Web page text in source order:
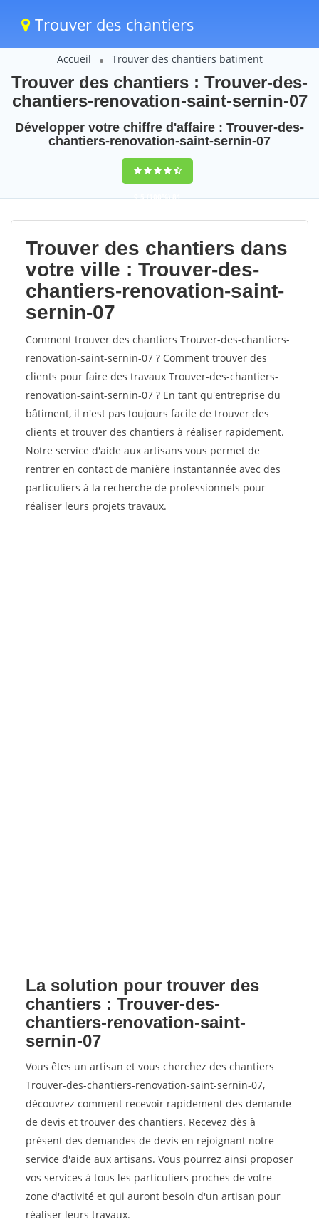
Trouver des chantiers
Accueil Trouver des chantiers batiment
Trouver des chantiers : Trouver-des-
chantiers-renovation-saint-sernin-07
Développer votre chiffre d'affaire : Trouver-des-
chantiers-renovation-saint-sernin-07
9,5(100%)81
votes
Trouver des chantiers dans
votre ville : Trouver-des-
chantiers-renovation-saint-
sernin-07
Comment trouver des chantiers Trouver-des-chantiers-
renovation-saint-sernin-07 ? Comment trouver des
clients pour faire des travaux Trouver-des-chantiers-
renovation-saint-sernin-07 ? En tant qu'entreprise du
bâtiment, il n'est pas toujours facile de trouver des
clients et trouver des chantiers à réaliser rapidement.
Notre service d'aide aux artisans vous permet de
rentrer en contact de manière instantannée avec des
particuliers à la recherche de professionnels pour
réaliser leurs projets travaux.
La solution pour trouver des
chantiers : Trouver-des-
chantiers-renovation-saint-
sernin-07
Vous êtes un artisan et vous cherchez des chantiers
Trouver-des-chantiers-renovation-saint-sernin-07,
découvrez comment recevoir rapidement des demande
de devis et trouver des chantiers. Recevez dès à
présent des demandes de devis en rejoignant notre
service d'aide aux artisans. Vous pourrez ainsi proposer
vos services à tous les particuliers proches de votre
zone d'activité et qui auront besoin d'un artisan pour
réaliser leurs travaux.